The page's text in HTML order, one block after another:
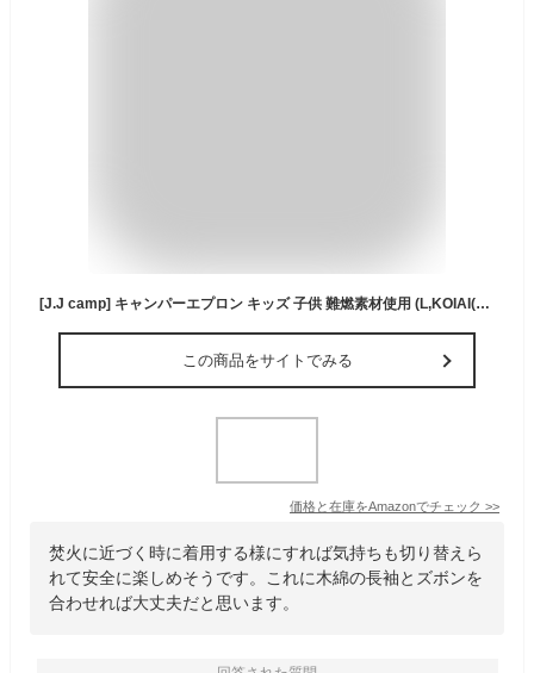
[J.J camp] キャンパーエプロン キッズ 子供 難燃素材使用 (L,KOIAI(32))
この商品をサイトでみる
価格と在庫をAmazonでチェック >>
焚火に近づく時に着用する様にすれば気持ちも切り替えら
れて安全に楽しめそうです。これに木綿の長袖とズボンを
合わせれば大丈夫だと思います。